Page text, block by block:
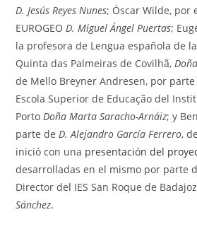
D. Jesús Reyes Nunes; Óscar Wilde, por
EUROGEOD. Miguel Ángel Puertas;
la profesora de Lengua española de
Quinta das Palmeiras de Covilhã,
de Mello Breyner Andresen, por
Escola Superior de Educação del
PortoDoña Marta Saracho-Arnáiz; y
parte deD. Alejandro García Ferrero,
inició con una presentación del
desarrolladas en el mismo por parte
Director del IES San Roque de
Sánchez.